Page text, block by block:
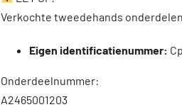
Verkochte tweedehands
Eigen identificatienummer:
Onderdeelnummer:
A2465001203